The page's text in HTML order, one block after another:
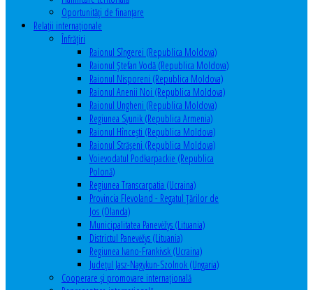
Oportunităţi de finanţare
Relaţii internaţionale
Înfrăţiri
Raionul Sîngerei (Republica Moldova)
Raionul Ștefan Vodă (Republica Moldova)
Raionul Nisporeni (Republica Moldova)
Raionul Anenii Noi (Republica Moldova)
Raionul Ungheni (Republica Moldova)
Regiunea Syunik (Republica Armenia)
Raionul Hîncești (Republica Moldova)
Raionul Străşeni (Republica Moldova)
Voievodatul Podkarpackie (Republica
Polonă)
Regiunea Transcarpatia (Ucraina)
Provincia Flevoland - Regatul Ţărilor de
Jos (Olanda)
Municipalitatea Panevėžys (Lituania)
Districtul Panevėžys (Lituania)
Regiunea Ivano-Frankivsk (Ucraina)
Judeţul Jasz-Nagykun-Szolnok (Ungaria)
Cooperare şi promovare internaţională